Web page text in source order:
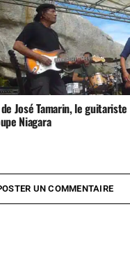
José Tamarin, le guitariste
Niagara
UN COMMENTAIRE